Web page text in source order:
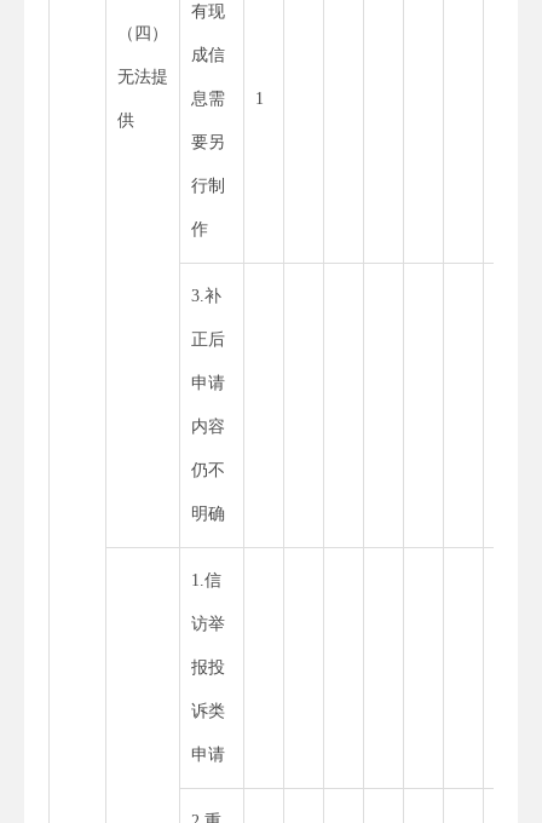
（四）
无法提
供
有现
成信
息需
要另
行制
作
1
3.补
正后
申请
内容
仍不
明确
1.信
访举
报投
诉类
申请